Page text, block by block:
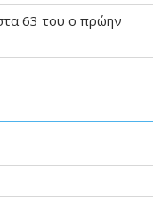
63 του ο πρώην